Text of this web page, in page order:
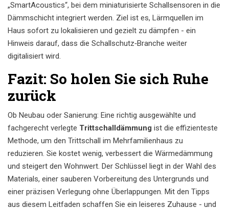
„SmartAcoustics“, bei dem miniaturisierte Schallsensoren in die
Dämmschicht integriert werden. Ziel ist es, Lärmquellen im
Haus sofort zu lokalisieren und gezielt zu dämpfen - ein
Hinweis darauf, dass die Schallschutz‑Branche weiter
digitalisiert wird.
Fazit: So holen Sie sich Ruhe
zurück
Ob Neubau oder Sanierung: Eine richtig ausgewählte und
fachgerecht verlegte Trittschalldämmung ist die effizienteste
Methode, um den Trittschall im Mehrfamilienhaus zu
reduzieren. Sie kostet wenig, verbessert die Wärmedämmung
und steigert den Wohnwert. Der Schlüssel liegt in der Wahl des
Materials, einer sauberen Vorbereitung des Untergrunds und
einer präzisen Verlegung ohne Überlappungen. Mit den Tipps
aus diesem Leitfaden schaffen Sie ein leiseres Zuhause - und